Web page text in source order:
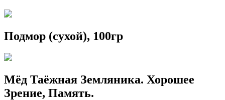
Подмор (сухой), 100гр
Мёд Таёжная Земляника. Хорошее
Зрение, Память.